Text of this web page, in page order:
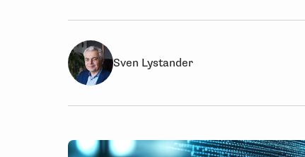
Sven Lystander